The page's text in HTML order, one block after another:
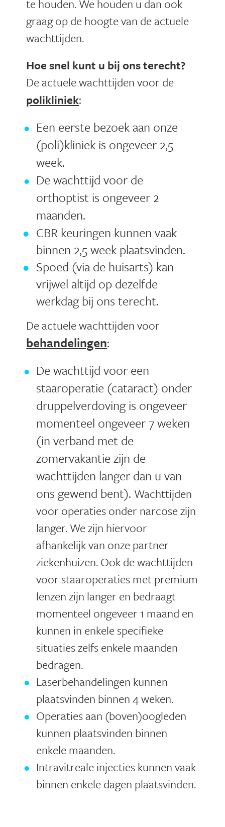
te houden. We houden u dan ook
graag op de hoogte van de actuele
wachttijden.
Hoe snel kunt u bij ons terecht?
De actuele wachttijden voor de
polikliniek:
Een eerste bezoek aan onze
(poli)kliniek is ongeveer 2,5
week.
De wachttijd voor de
orthoptist is ongeveer 2
maanden.
CBR keuringen kunnen vaak
binnen 2,5 week plaatsvinden.
Spoed (via de huisarts) kan
vrijwel altijd op dezelfde
werkdag bij ons terecht.
De actuele wachttijden voor
behandelingen:
De wachttijd voor een
staaroperatie (cataract) onder
druppelverdoving is ongeveer
momenteel ongeveer 7 weken
(in verband met de
zomervakantie zijn de
wachttijden langer dan u van
ons gewend bent). Wachttijden
voor operaties onder narcose zijn
langer. We zijn hiervoor
afhankelijk van onze partner
ziekenhuizen. Ook de wachttijden
voor staaroperaties met premium
lenzen zijn langer en bedraagt
momenteel ongeveer 1 maand en
kunnen in enkele specifieke
situaties zelfsenkele maanden
bedragen.
Laserbehandelingen kunnen
plaatsvinden binnen 4 weken.
Operaties aan (boven)oogleden
kunnen plaatsvinden binnen
enkele maanden.
Intravitreale injecties kunnen vaak
binnen enkele dagen plaatsvinden.